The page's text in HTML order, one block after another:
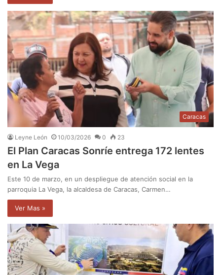
Caracas
Leyne León 10/03/2026 0 23
El Plan Caracas Sonríe entrega 172 lentes
en La Vega
Este 10 de marzo, en un despliegue de atención social en la
parroquia La Vega, la alcaldesa de Caracas, Carmen…
Ver Mas »